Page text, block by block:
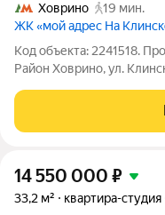
Ховрино
19 мин.
ЖК «мой адрес На
Код объекта: 2241518.
Район Ховрино, ул. Клинская, д. 2А
Идеальный
14 550 000 ₽
33,2 м² квартира-студия